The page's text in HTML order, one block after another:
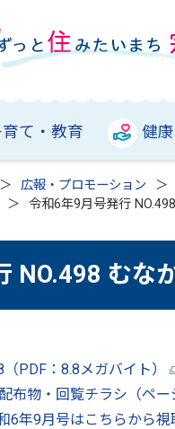
て・教育 健
広報・プロモーション
令和6年9月号発行
NO.498 むな
PDF：8.8メガバイト）
布物・回覧チラシ（ペー
6年9月号はこちらから視